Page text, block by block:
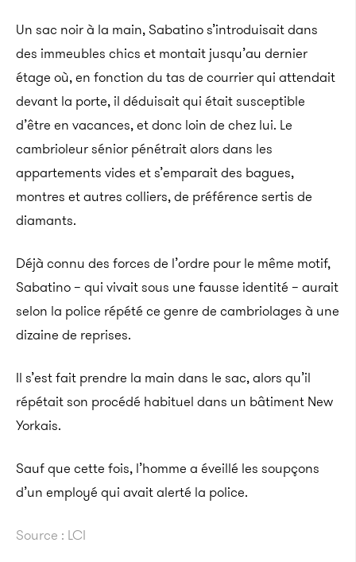
Un sac noir à la main, Sabatino s’introduisait dans
des immeubles chics et montait jusqu’au dernier
étage où, en fonction du tas de courrier qui attendait
devant la porte, il déduisait qui était susceptible
d’être en vacances, et donc loin de chez lui. Le
cambrioleur sénior pénétrait alors dans les
appartements vides et s’emparait des bagues,
montres et autres colliers, de préférence sertis de
diamants.
Déjà connu des forces de l’ordre pour le même motif,
Sabatino – qui vivait sous une fausse identité – aurait
selon la police répété ce genre de cambriolages à une
dizaine de reprises.
Il s’est fait prendre la main dans le sac, alors qu’il
répétait son procédé habituel dans un bâtiment New
Yorkais.
Sauf que cette fois, l’homme a éveillé les soupçons
d’un employé qui avait alerté la police.
Source : LCI